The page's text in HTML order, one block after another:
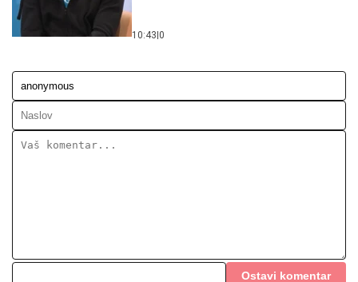
10:43 0
Ostavi komentar